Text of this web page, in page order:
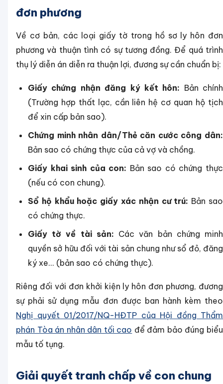
đơn phương
Về cơ bản, các loại giấy tờ trong hồ sơ ly hôn đơn
phương và thuận tình có sự tương đồng. Để quá trình
thụ lý diễn án diễn ra thuận lợi, đương sự cần chuẩn bị:
Giấy chứng nhận đăng ký kết hôn: Bản chính
(Trường hợp thất lạc, cần liên hệ cơ quan hộ tịch
để xin cấp bản sao).
Chứng minh nhân dân/Thẻ căn cước công dân:
Bản sao có chứng thực của cả vợ và chồng.
Giấy khai sinh của con: Bản sao có chứng thực
(nếu có con chung).
Sổ hộ khẩu hoặc giấy xác nhận cư trú: Bản sao
có chứng thực.
Giấy tờ về tài sản: Các văn bản chứng minh
quyền sở hữu đối với tài sản chung như sổ đỏ, đăng
ký xe... (bản sao có chứng thực).
Riêng đối với đơn khởi kiện ly hôn đơn phương, đương
sự phải sử dụng mẫu đơn được ban hành kèm theo
Nghị quyết 01/2017/NQ-HĐTP của Hội đồng Thẩm
phán Tòa án nhân dân tối cao để đảm bảo đúng biểu
mẫu tố tụng.
Giải quyết tranh chấp về con chung